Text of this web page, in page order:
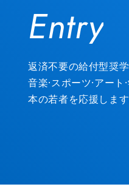
Entry
Entry
返済不要の給付型奨
音楽·スポーツ·アー
本の若者を応援します